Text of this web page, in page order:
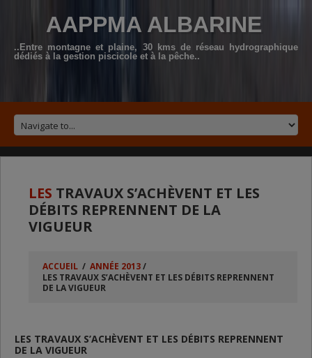
AAPPMA ALBARINE
..Entre montagne et plaine, 30 kms de réseau hydrographique
dédiés à la gestion piscicole et à la pêche..
LES TRAVAUX S’ACHÈVENT ET LES
DÉBITS REPRENNENT DE LA
VIGUEUR
ACCUEIL / ANNÉE 2013/
LES TRAVAUX S’ACHÈVENT ET LES DÉBITS REPRENNENT
DE LA VIGUEUR
LES TRAVAUX S’ACHÈVENT ET LES DÉBITS REPRENNENT
DE LA VIGUEUR